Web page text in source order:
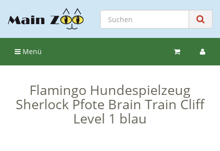
Menü
Flamingo Hundespielzeug
Sherlock Pfote Brain Train Cliff
Level 1 blau